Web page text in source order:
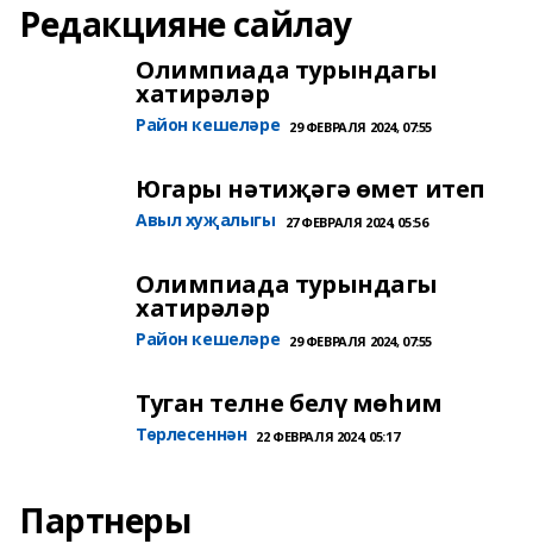
Редакцияне сайлау
Олимпиада турындагы
хатирәләр
Район кешеләре 29 ФЕВРАЛЯ 2024, 07:55
Югары нәтиҗәгә өмет итеп
Авыл хуҗалыгы 27 ФЕВРАЛЯ 2024, 05:56
Олимпиада турындагы
хатирәләр
Район кешеләре 29 ФЕВРАЛЯ 2024, 07:55
Туган телне белү мөһим
Төрлесеннән 22 ФЕВРАЛЯ 2024, 05:17
Партнеры